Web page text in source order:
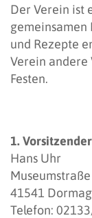
Der Verein ist
gemeinsamen
und Rezepte
Verein andere
Festen.
1.
Hans Uhr
41541
Telefon: